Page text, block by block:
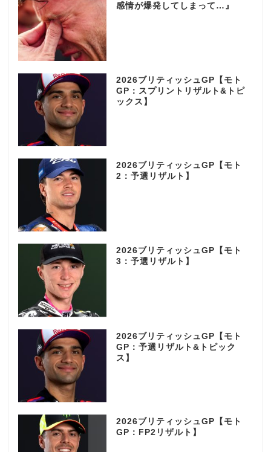
感情が爆発してしまって…』
2026ブリティッシュGP【モト
GP：スプリントリザルト&トピ
ックス】
2026ブリティッシュGP【モト
2：予選リザルト】
2026ブリティッシュGP【モト
3：予選リザルト】
2026ブリティッシュGP【モト
GP：予選リザルト&トピック
ス】
2026ブリティッシュGP【モト
GP：FP2リザルト】